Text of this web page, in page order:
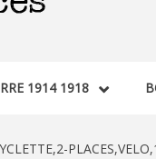
1914 1918